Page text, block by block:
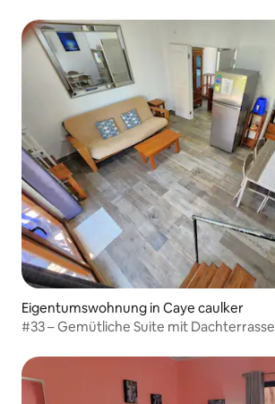
Eigentumswohnung in Caye caulker
#33 – Gemütliche Suite mit